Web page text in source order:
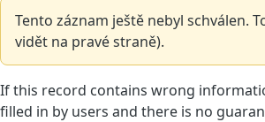
Tento záznam ještě nebyl schválen.
vidět na pravé straně).
If this record contains wrong
filled in by users and there is no